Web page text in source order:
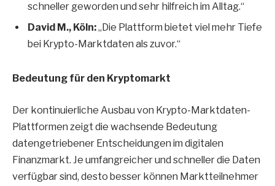
schneller geworden und sehr hilfreich im Alltag.“
David M., Köln:„Die Plattform bietet viel mehr Tiefe
bei Krypto-Marktdaten als zuvor.“
Bedeutung für den Kryptomarkt
Der kontinuierliche Ausbau von Krypto-Marktdaten-
Plattformen zeigt die wachsende Bedeutung
datengetriebener Entscheidungen im digitalen
Finanzmarkt. Je umfangreicher und schneller die Daten
verfügbar sind, desto besser können Marktteilnehmer